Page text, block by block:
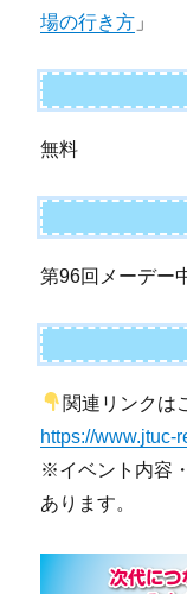
場の行き方 」
無料
第96回メーデー
関連リンクは
https://www.jtuc-
※イベント内容
あります。